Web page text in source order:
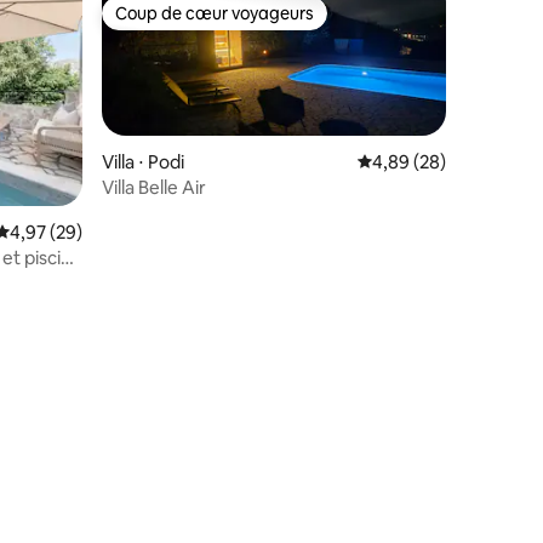
: 5 sur 5
moyenne sur la base de 29 commentaires : 4,97 sur 5
4,97 (29)
piscine
Coup de cœur voyageurs
Coup de cœur voyageurs
Villa ⋅ Podi Évaluation moyenne
4,89 (28)
Villa Belle Air